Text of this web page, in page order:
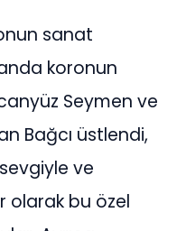
sanat
koronun
Seymen ve
Bağcı üstlendi,
ve
olarak bu özel